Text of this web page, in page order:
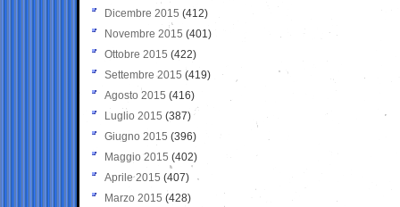
Dicembre 2015 (412)
Novembre 2015 (401)
Ottobre 2015 (422)
Settembre 2015 (419)
Agosto 2015 (416)
Luglio 2015 (387)
Giugno 2015 (396)
Maggio 2015 (402)
Aprile 2015 (407)
Marzo 2015 (428)